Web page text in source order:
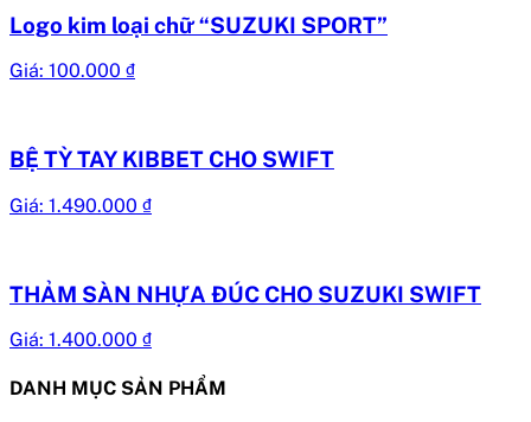
Logo kim loại chữ “SUZUKI SPORT”
Giá: 100.000 ₫
BỆ TỲ TAY KIBBET CHO SWIFT
Giá: 1.490.000 ₫
THẢM SÀN NHỰA ĐÚC CHO SUZUKI SWIFT
Giá: 1.400.000 ₫
DANH MỤC SẢN PHẨM